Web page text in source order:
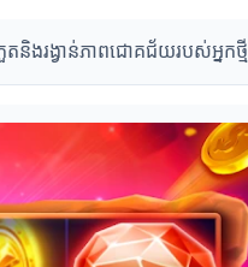
តនិងរង្វាន់ភាពជោគជ័យរបស់អ្នកថ្មី